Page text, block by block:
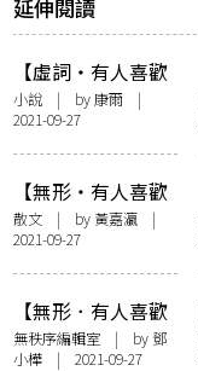
延伸閱讀
【虛詞・有人喜歡
黃】重生之序章
小說 | by 康爾 |
2021-09-27
【無形・有人喜歡
黃】粱稻正黃時
散文 | by 黃嘉瀛 |
2021-09-27
【無形．有人喜歡
黃】前置詞：黃了
無秩序編輯室 | by鄧
小樺 | 2021-09-27